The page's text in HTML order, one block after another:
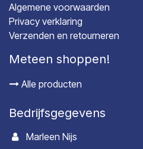
Algemene voorwaarden
Privacy verklaring
Verzenden en retourneren
Meteen shoppen!
Alle producten
Bedrijfsgegevens
Marleen Nijs